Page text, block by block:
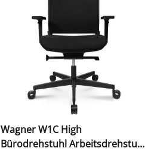
Wagner W1C High
Bürodrehstuhl Arbeitsdrehstuhl